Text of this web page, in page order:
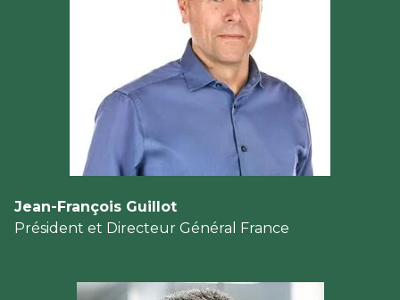
Jean-François Guillot
Président et Directeur Général France